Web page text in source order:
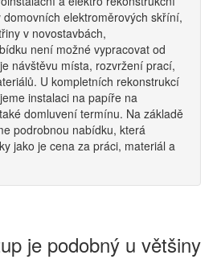
elektroměrových skříní,
v novostavbách,
není možné vypracovat od
návštěvu místa, rozvržení prací,
U kompletních rekonstrukcí
instalaci na papíře na
domluvení termínu. Na základě
podrobnou nabídku, která
jako je cena za práci, materiál a
je podobný u většiny